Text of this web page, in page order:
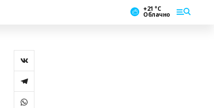
+21 °С
Облачно